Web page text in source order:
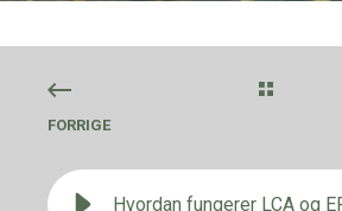
FORRIGE